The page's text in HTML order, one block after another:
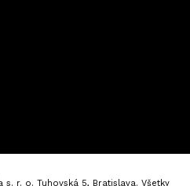
r. o. Tuhovská 5, Bratislava. Všetky